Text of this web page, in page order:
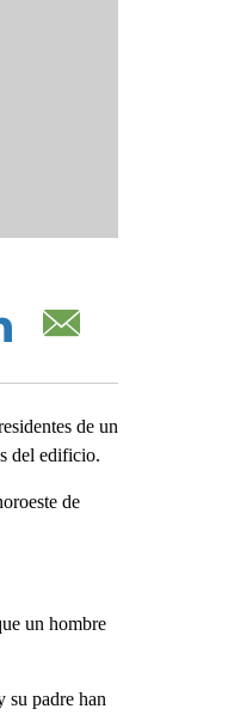
de un
del edificio.
de
un hombre
su padre han